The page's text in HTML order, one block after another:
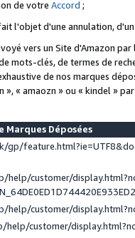
de votre Accord ;
l'objet d'une annulation,
vers un Site d'Amazon
mots-clés, de termes de
de nos marques
», « amaozn » ou « kindel »
Marques Déposées
gp/
help/customer/
customer/
help/customer/